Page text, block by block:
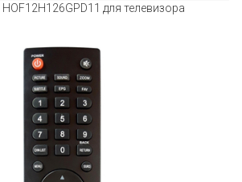
HOF12H126GPD11 для телевизора